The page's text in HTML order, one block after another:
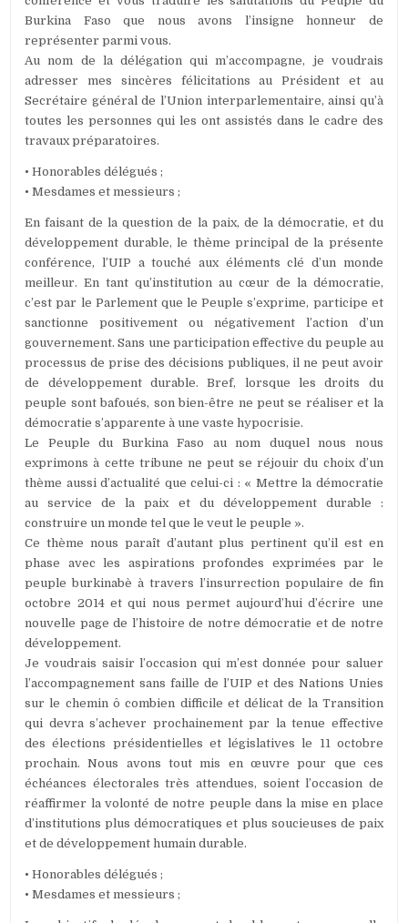
Burkina Faso que nous avons l’insigne honneur de
représenter parmi vous.
Au nom de la délégation qui m’accompagne, je voudrais
adresser mes sincères félicitations au Président et au
Secrétaire général de l’Union interparlementaire, ainsi qu’à
toutes les personnes qui les ont assistés dans le cadre des
travaux préparatoires.
• Honorables délégués ;
• Mesdames et messieurs ;
En faisant de la question de la paix, de la démocratie, et du
développement durable, le thème principal de la présente
conférence, l’UIP a touché aux éléments clé d’un monde
meilleur. En tant qu’institution au cœur de la démocratie,
c’est par le Parlement que le Peuple s’exprime, participe et
sanctionne positivement ou négativement l’action d’un
gouvernement. Sans une participation effective du peuple au
processus de prise des décisions publiques, il ne peut avoir
de développement durable. Bref, lorsque les droits du
peuple sont bafoués, son bien-être ne peut se réaliser et la
démocratie s’apparente à une vaste hypocrisie.
Le Peuple du Burkina Faso au nom duquel nous nous
exprimons à cette tribune ne peut se réjouir du choix d’un
thème aussi d’actualité que celui-ci : « Mettre la démocratie
au service de la paix et du développement durable :
construire un monde tel que le veut le peuple ».
Ce thème nous paraît d’autant plus pertinent qu’il est en
phase avec les aspirations profondes exprimées par le
peuple burkinabè à travers l’insurrection populaire de fin
octobre 2014 et qui nous permet aujourd’hui d’écrire une
nouvelle page de l’histoire de notre démocratie et de notre
développement.
Je voudrais saisir l’occasion qui m’est donnée pour saluer
l’accompagnement sans faille de l’UIP et des Nations Unies
sur le chemin ô combien difficile et délicat de la Transition
qui devra s’achever prochainement par la tenue effective
des élections présidentielles et législatives le 11 octobre
prochain. Nous avons tout mis en œuvre pour que ces
échéances électorales très attendues, soient l’occasion de
réaffirmer la volonté de notre peuple dans la mise en place
d’institutions plus démocratiques et plus soucieuses de paix
et de développement humain durable.
• Honorables délégués ;
• Mesdames et messieurs ;